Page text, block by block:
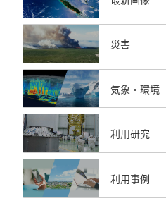
災害
気象・環境
利用研究
利用事例